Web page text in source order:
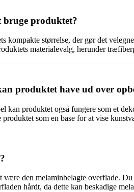
bruge produktet?
kompakte størrelse, der gør det
materialevalg, herunder
produktet have ud over
kan produktet også fungere som et
som en base for at vise
være den melaminbelagte overflade.
hårdt, da dette kan beskadige